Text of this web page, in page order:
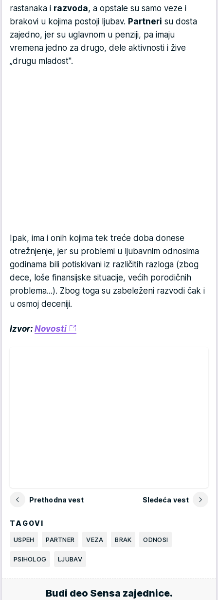
rastanaka i razvoda, a opstale su samo veze i
brakovi u kojima postoji ljubav. Partneri su dosta
zajedno, jer su uglavnom u penziji, pa imaju
vremena jedno za drugo, dele aktivnosti i žive
„drugu mladost".
Ipak, ima i onih kojima tek treće doba donese
otrežnjenje, jer su problemi u ljubavnim odnosima
godinama bili potiskivani iz različitih razloga (zbog
dece, loše finansijske situacije, većih porodičnih
problema...). Zbog toga su zabeleženi razvodi čak i
u osmoj deceniji.
Izvor: Novosti
Prethodna vest Sledeća vest
TAGOVI
USPEH PARTNER VEZA BRAK ODNOSI
PSIHOLOG LJUBAV
Budi deo Sensa zajednice.